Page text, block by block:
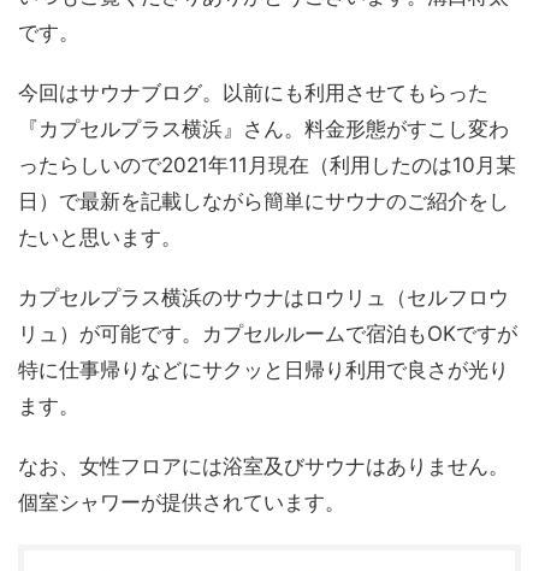
です。
今回はサウナブログ。以前にも利用させてもらった
『カプセルプラス横浜』さん。料金形態がすこし変わ
ったらしいので2021年11月現在（利用したのは10月某
日）で最新を記載しながら簡単にサウナのご紹介をし
たいと思います。
カプセルプラス横浜のサウナはロウリュ（セルフロウ
リュ）が可能です。カプセルルームで宿泊もOKですが
特に仕事帰りなどにサクッと日帰り利用で良さが光り
ます。
なお、女性フロアには浴室及びサウナはありません。
個室シャワーが提供されています。